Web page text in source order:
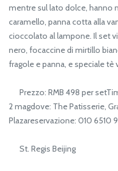
mentre sul lato dolce, hanno
caramello, panna cotta alla
cioccolato al lampone. Il set
nero, focaccine di mirtillo
fragole e panna, e speciale tè
Prezzo: RMB 498 per
2 magdove: The Patisserie,
Plazareservazione: 010 6510
St. Regis Beijing